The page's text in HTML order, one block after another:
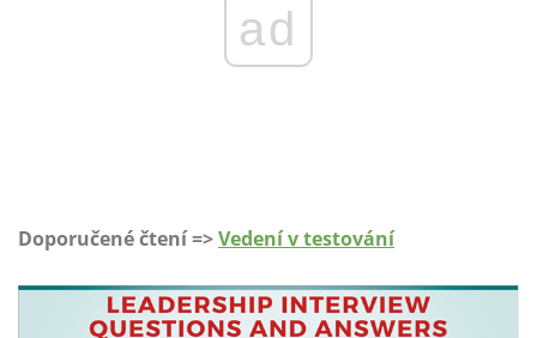
ad
Doporučené čtení =>Vedení v testování